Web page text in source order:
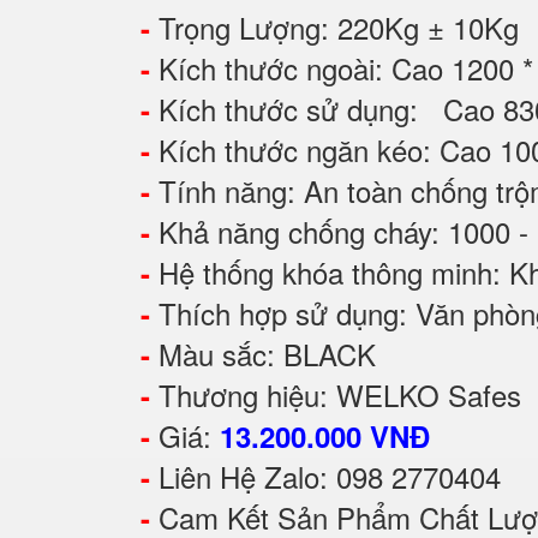
- Trọng Lượng: 220Kg ± 10Kg
- Kích thước ngoài: Cao 1200
- Kích thước sử dụng: Cao
- Kích thước ngăn kéo: Cao
- Tính năng: An toàn chống
- Khả năng chống cháy: 1000 -
- Hệ thống khóa thông minh:
- Thích hợp sử dụng: Văn
- Màu sắc: BLACK
- Thương hiệu: WELKO Safes
- Giá: 13.200.000 VNĐ
- Liên Hệ Zalo: 098 2770404
- Cam Kết Sản Phẩm Chất